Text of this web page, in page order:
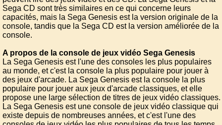
Sega CD sont très similaires en ce qui concerne leurs
capacités, mais la Sega Genesis est la version originale de la
console, tandis que la Sega CD est la version améliorée de la
console.
A propos de la console de jeux vidéo Sega Genesis
La Sega Genesis est l'une des consoles les plus populaires
au monde, et c'est la console la plus populaire pour jouer à
des jeux d'arcade. La Sega Genesis est la console la plus
populaire pour jouer aux jeux d'arcade classiques, et elle
propose une large sélection de titres de jeux vidéo classiques.
La Sega Genesis est une console de jeux vidéo classique qui
existe depuis de nombreuses années, et c'est l'une des